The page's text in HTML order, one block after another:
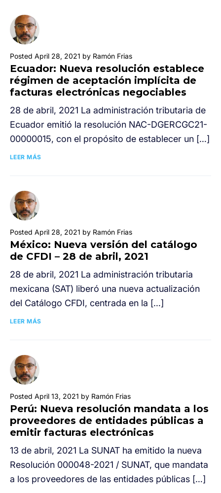
Posted April 28, 2021 by Ramón Frias
Ecuador: Nueva resolución establece
régimen de aceptación implícita de
facturas electrónicas negociables
28 de abril, 2021 La administración tributaria de
Ecuador emitió la resolución NAC-DGERCGC21-
00000015, con el propósito de establecer un […]
LEER MÁS
Posted April 28, 2021 by Ramón Frias
México: Nueva versión del catálogo
de CFDI – 28 de abril, 2021
28 de abril, 2021 La administración tributaria
mexicana (SAT) liberó una nueva actualización
del Catálogo CFDI, centrada en la […]
LEER MÁS
Posted April 13, 2021 by Ramón Frias
Perú: Nueva resolución mandata a los
proveedores de entidades públicas a
emitir facturas electrónicas
13 de abril, 2021 La SUNAT ha emitido la nueva
Resolución 000048-2021 / SUNAT, que mandata
a los proveedores de las entidades públicas […]